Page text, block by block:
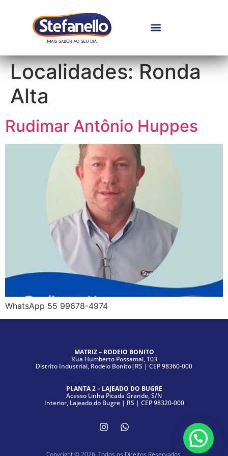
Localidades:Ronda
Alta
Rudimar Antônio Huppes
WhatsApp 55 99678-4974
MATRIZ – RODEIO BONITO
Rua Humberto Possamai, 103
Distrito Industrial, Rodeio Bonito|RS | CEP 98360-000
PLANTA 2 – LAJEADO DO BUGRE
Acesso Linha Picada Grande, S/N
Interior, Lajeado do Bugre | RS | CEP 98320-000